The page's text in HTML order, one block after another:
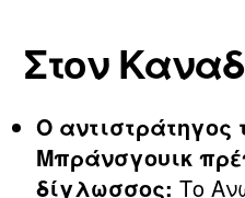
Στον
Ο αντιστράτηγος
Μπράνσγουικ
δίγλωσσος: Το